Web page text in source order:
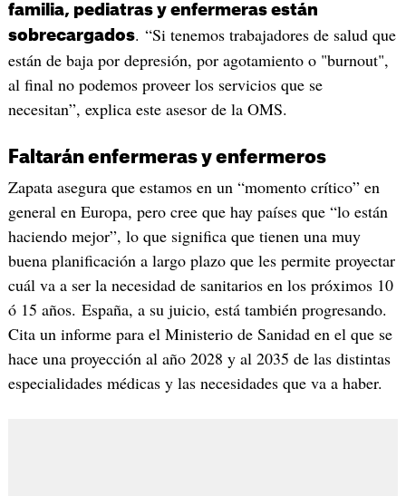
familia, pediatras y enfermeras están
sobrecargados. “Si tenemos trabajadores de salud que
están de baja por depresión, por agotamiento o "burnout",
al final no podemos proveer los servicios que se
necesitan”, explica este asesor de la OMS.
Faltarán enfermeras y enfermeros
Zapata asegura que estamos en un “momento crítico” en
general en Europa, pero cree que hay países que “lo están
haciendo mejor”, lo que significa que tienen una muy
buena planificación a largo plazo que les permite proyectar
cuál va a ser la necesidad de sanitarios en los próximos 10
ó 15 años. España, a su juicio, está también progresando.
Cita un informe para el Ministerio de Sanidad en el que se
hace una proyección al año 2028 y al 2035 de las distintas
especialidades médicas y las necesidades que va a haber.